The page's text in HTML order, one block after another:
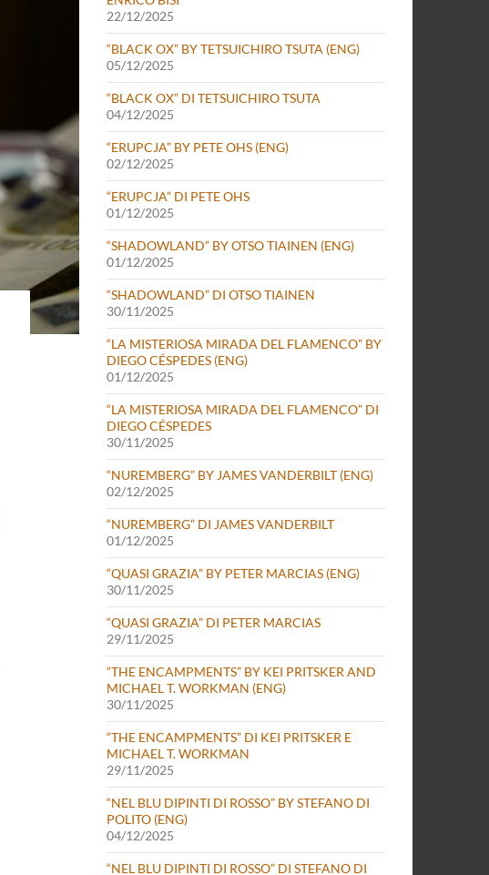
22/12/2025
“BLACK OX” BY TETSUICHIRO TSUTA (ENG)
05/12/2025
“BLACK OX” DI TETSUICHIRO TSUTA
04/12/2025
“ERUPCJA” BY PETE OHS (ENG)
02/12/2025
“ERUPCJA” DI PETE OHS
01/12/2025
“SHADOWLAND” BY OTSO TIAINEN (ENG)
01/12/2025
“SHADOWLAND” DI OTSO TIAINEN
30/11/2025
“LA MISTERIOSA MIRADA DEL FLAMENCO” BY
DIEGO CÉSPEDES (ENG)
01/12/2025
“LA MISTERIOSA MIRADA DEL FLAMENCO” DI
DIEGO CÉSPEDES
30/11/2025
“NUREMBERG” BY JAMES VANDERBILT (ENG)
02/12/2025
“NUREMBERG” DI JAMES VANDERBILT
01/12/2025
“QUASI GRAZIA” BY PETER MARCIAS (ENG)
30/11/2025
“QUASI GRAZIA” DI PETER MARCIAS
29/11/2025
“THE ENCAMPMENTS” BY KEI PRITSKER AND
MICHAEL T. WORKMAN (ENG)
30/11/2025
“THE ENCAMPMENTS” DI KEI PRITSKER E
MICHAEL T. WORKMAN
29/11/2025
“NEL BLU DIPINTI DI ROSSO” BY STEFANO DI
POLITO (ENG)
04/12/2025
“NEL BLU DIPINTI DI ROSSO” DI STEFANO DI